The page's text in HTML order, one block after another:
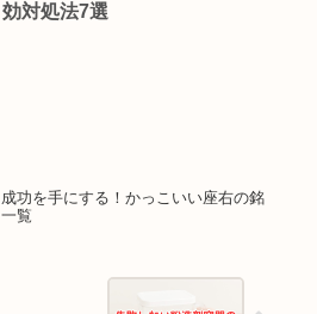
効対処法7選
成功を手にする！かっこいい座右の銘
一覧